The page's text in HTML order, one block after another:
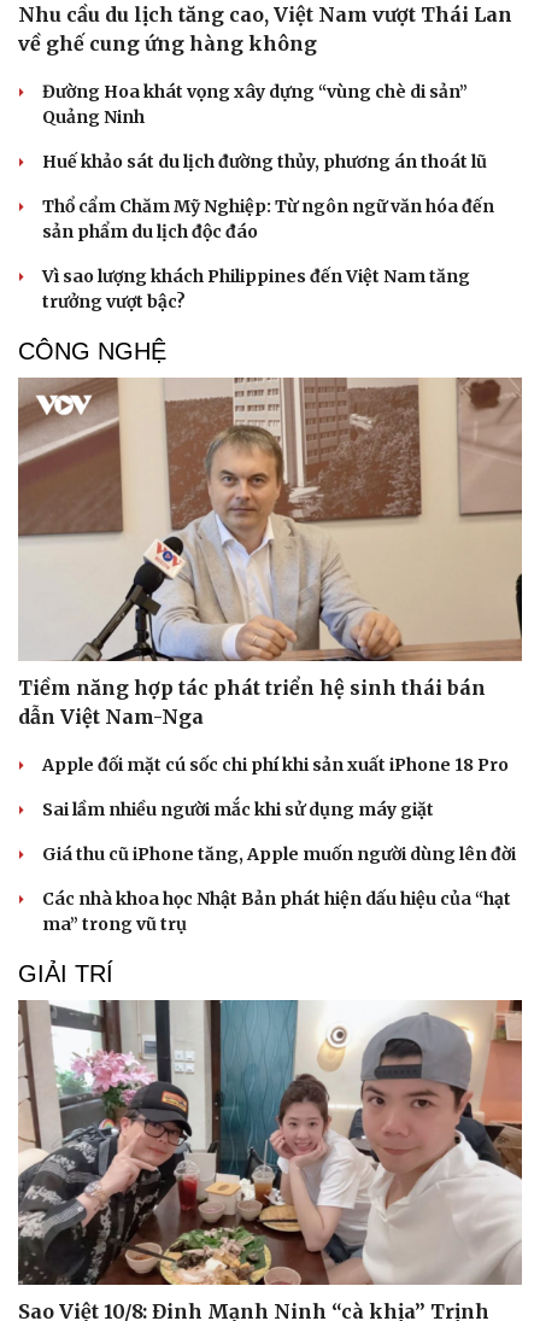
Sân khấu - Điện ảnh
Văn học
Âm nhạc
Di sản
Giải trí
Nghệ sĩ
Thời trang
Sao Việt
Nhu cầu du lịch tăng cao, Việt Nam vượt Thái Lan
về ghế cung ứng hàng không
Đường Hoa khát vọng xây dựng “vùng chè di sản”
Quảng Ninh
Huế khảo sát du lịch đường thủy, phương án thoát lũ
Thổ cẩm Chăm Mỹ Nghiệp: Từ ngôn ngữ văn hóa đến
sản phẩm du lịch độc đáo
Vì sao lượng khách Philippines đến Việt Nam tăng
trưởng vượt bậc?
CÔNG NGHỆ
Tiềm năng hợp tác phát triển hệ sinh thái bán
dẫn Việt Nam-Nga
Apple đối mặt cú sốc chi phí khi sản xuất iPhone 18 Pro
Sai lầm nhiều người mắc khi sử dụng máy giặt
Giá thu cũ iPhone tăng, Apple muốn người dùng lên đời
Các nhà khoa học Nhật Bản phát hiện dấu hiệu của “hạt
ma” trong vũ trụ
GIẢI TRÍ
Sao Việt 10/8: Đinh Mạnh Ninh “cà khịa” Trịnh